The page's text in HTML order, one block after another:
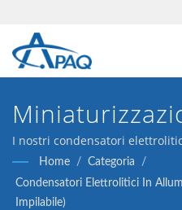
ESR, Alta
Lunga Vita
I nostri condensatori
conduttivo da 2V 220μF ESR 6
le applicazioni di convertitori
disaccoppiamento.
Home / Categoria
/
Condensatori Elettrolitici In
Impilabile)